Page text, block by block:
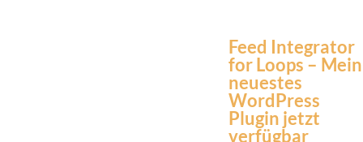
Feed Integrator
for Loops – Mein
neuestes
WordPress
Plugin jetzt
verfügbar